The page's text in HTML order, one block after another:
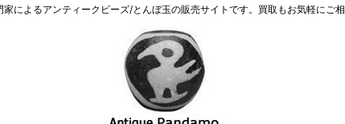
によるアンティークビーズ/とんぼ玉の販売サイトです。買取もお気軽にご相